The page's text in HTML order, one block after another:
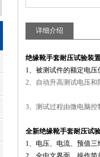
详细介绍
绝缘靴手套耐压试验装
1、被测试件的额定电
2、自动升高测试电压
3、测试过程由微电脑
全新绝缘靴手套耐压试
1、电压、电流、预值